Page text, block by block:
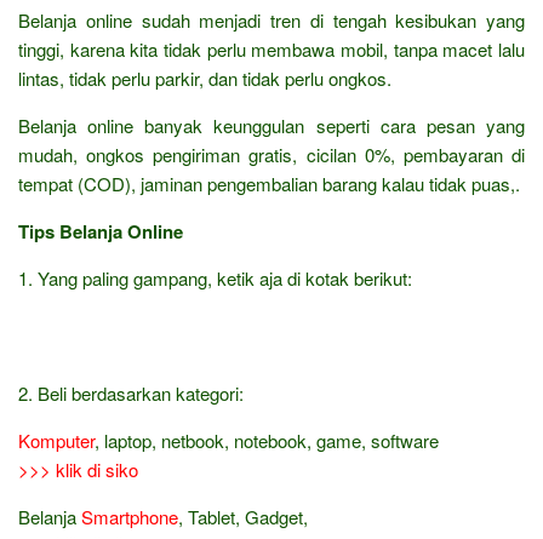
Belanja online sudah menjadi tren di tengah kesibukan yang
tinggi, karena kita tidak perlu membawa mobil, tanpa macet lalu
lintas, tidak perlu parkir, dan tidak perlu ongkos.
Belanja online banyak keunggulan seperti cara pesan yang
mudah, ongkos pengiriman gratis, cicilan 0%, pembayaran di
tempat (COD), jaminan pengembalian barang kalau tidak puas,.
Tips Belanja Online
1. Yang paling gampang, ketik aja di kotak berikut:
2. Beli berdasarkan kategori:
Komputer, laptop, netbook, notebook, game, software
>>> klik di siko
BelanjaSmartphone, Tablet, Gadget,